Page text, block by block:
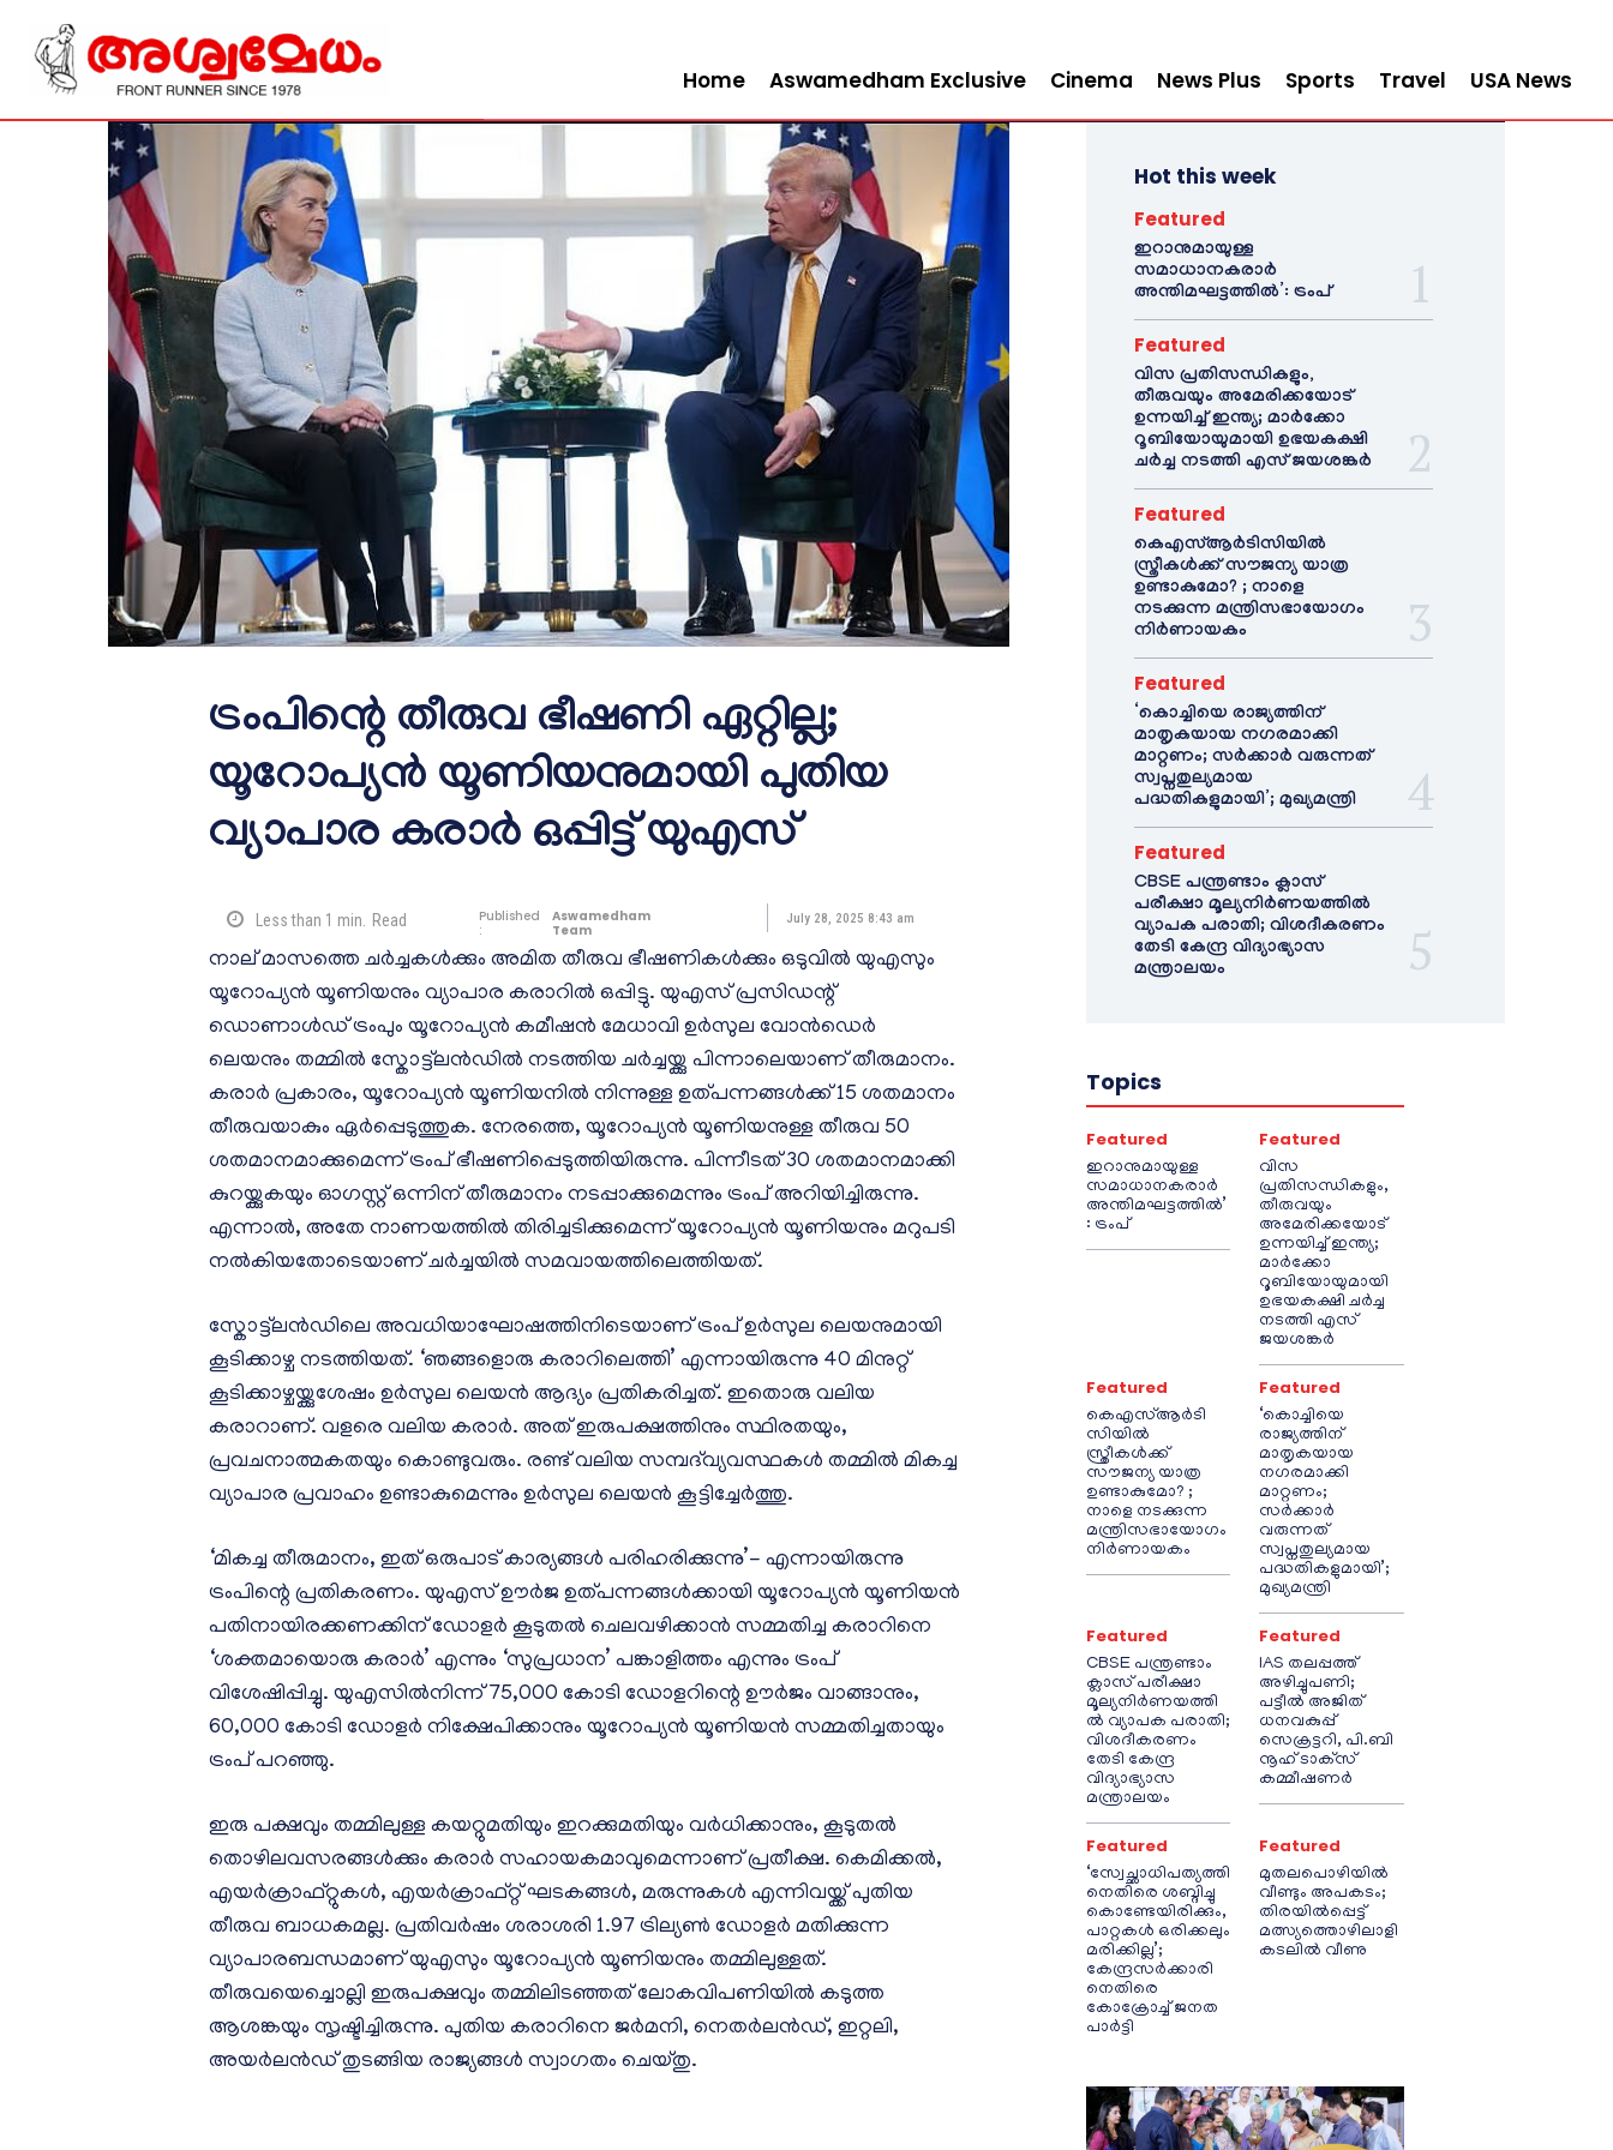
Home Aswamedham Exclusive Cinema News Plus Sports Travel USA News
ട്രംപിന്റെ തീരുവ ഭീഷണി ഏറ്റില്ല;
യൂറോപ്യന്‍ യൂണിയനുമായി പുതിയ
വ്യാപാര കരാര്‍ ഒപ്പിട്ട് യുഎസ്
Less than 1 min. Read
Published
:
Aswamedham
Team
July 28, 2025 8:43 am
നാല് മാസത്തെ ചര്‍ച്ചകള്‍ക്കും അമിത തീരുവ ഭീഷണികള്‍ക്കും ഒടുവില്‍ യുഎസും
യൂറോപ്യന്‍ യൂണിയനും വ്യാപാര കരാറില്‍ ഒപ്പിട്ടു. യുഎസ് പ്രസിഡന്റ്
ഡൊണാൾഡ് ട്രംപും യൂറോപ്യൻ കമീഷൻ മേധാവി ഉർസുല വോൻഡെർ
ലെയനും തമ്മിൽ സ്കോട്ട്‍ലൻഡിൽ നടത്തിയ ചര്‍ച്ചയ്ക്കു പിന്നാലെയാണ് തീരുമാനം.
കരാര്‍ പ്രകാരം, യൂറോപ്യന്‍ യൂണിയനില്‍ നിന്നുള്ള ഉത്പന്നങ്ങള്‍ക്ക് 15 ശതമാനം
തീരുവയാകും ഏര്‍പ്പെടുത്തുക. നേരത്തെ, യൂറോപ്യന്‍ യൂണിയനുള്ള തീരുവ 50
ശതമാനമാക്കുമെന്ന് ട്രംപ് ഭീഷണിപ്പെടുത്തിയിരുന്നു. പിന്നീടത് 30 ശതമാനമാക്കി
കുറയ്ക്കുകയും ഓഗസ്റ്റ് ഒന്നിന് തീരുമാനം നടപ്പാക്കുമെന്നും ട്രംപ് അറിയിച്ചിരുന്നു.
എന്നാല്‍, അതേ നാണയത്തില്‍ തിരിച്ചടിക്കുമെന്ന് യൂറോപ്യന്‍ യൂണിയനും മറുപടി
നല്‍കിയതോടെയാണ് ചര്‍ച്ചയില്‍ സമവായത്തിലെത്തിയത്.
സ്കോട്ട്ലന്‍ഡിലെ അവധിയാഘോഷത്തിനിടെയാണ് ട്രംപ് ഉര്‍സുല ലെയനുമായി
കൂടിക്കാഴ്ച നടത്തിയത്. ‘ഞങ്ങളൊരു കരാറിലെത്തി’ എന്നായിരുന്നു 40 മിനുറ്റ്
കൂടിക്കാഴ്ചയ്ക്കുശേഷം ഉര്‍സുല ലെയന്‍ ആദ്യം പ്രതികരിച്ചത്. ഇതൊരു വലിയ
കരാറാണ്. വളരെ വലിയ കരാര്‍. അത് ഇരുപക്ഷത്തിനും സ്ഥിരതയും,
പ്രവചനാത്മകതയും കൊണ്ടുവരും. രണ്ട് വലിയ സമ്പദ്‌വ്യവസ്ഥകള്‍ തമ്മില്‍ മികച്ച
വ്യാപാര പ്രവാഹം ഉണ്ടാകുമെന്നും ഉര്‍സുല ലെയന്‍ കൂട്ടിച്ചേര്‍ത്തു.
‘മികച്ച തീരുമാനം, ഇത് ഒരുപാട് കാര്യങ്ങള്‍ പരിഹരിക്കുന്നു’- എന്നായിരുന്നു
ട്രംപിന്റെ പ്രതികരണം. യുഎസ് ഊർജ ഉത്പന്നങ്ങള്‍ക്കായി യൂറോപ്യൻ യൂണിയൻ
പതിനായിരക്കണക്കിന് ഡോളർ കൂടുതൽ ചെലവഴിക്കാൻ സമ്മതിച്ച കരാറിനെ
‘ശക്തമായൊരു കരാര്‍’ എന്നും ‘സുപ്രധാന’ പങ്കാളിത്തം എന്നും ട്രംപ്
വിശേഷിപ്പിച്ചു. യുഎസില്‍നിന്ന് 75,000 കോടി ഡോളറിന്റെ ഊർജം വാങ്ങാനും,
60,000 കോടി ഡോളർ നിക്ഷേപിക്കാനും യൂറോപ്യൻ യൂണിയൻ സമ്മതിച്ചതായും
ട്രംപ് പറഞ്ഞു.
ഇരു പക്ഷവും തമ്മിലുള്ള കയറ്റുമതിയും ഇറക്കുമതിയും വർധിക്കാനും, കൂടുതൽ
തൊഴിലവസരങ്ങൾക്കും കരാർ സഹായകമാവുമെന്നാണ് പ്രതീക്ഷ. കെമിക്കല്‍,
എയര്‍ക്രാഫ്റ്റുകള്‍, എയര്‍ക്രാഫ്റ്റ് ഘടകങ്ങള്‍, മരുന്നുകള്‍ എന്നിവയ്ക്ക് പുതിയ
തീരുവ ബാധകമല്ല. പ്രതിവർഷം ശരാശരി 1.97 ട്രില്യണ്‍ ഡോളർ മതിക്കുന്ന
വ്യാപാരബന്ധമാണ് യുഎസും യൂറോപ്യൻ യൂണിയനും തമ്മിലുള്ളത്.
തീരുവയെച്ചൊല്ലി ഇരുപക്ഷവും തമ്മിലിടഞ്ഞത് ലോകവിപണിയില്‍ കടുത്ത
ആശങ്കയും സൃഷ്ടിച്ചിരുന്നു. പുതിയ കരാറിനെ ജർമനി, നെതർലൻഡ്, ഇറ്റലി,
അയർലൻഡ് തുടങ്ങിയ രാജ്യങ്ങള്‍ സ്വാഗതം ചെയ്തു.
Hot this week
Featured
ഇറാനുമായുള്ള
സമാധാനകരാർ
അന്തിമഘട്ടത്തിൽ‌’: ട്രംപ്
Featured
വിസ പ്രതിസന്ധികളും,
തീരുവയും അമേരിക്കയോട്
ഉന്നയിച്ച് ഇന്ത്യ; മാർക്കോ
റൂബിയോയുമായി ഉഭയകക്ഷി
ചർച്ച നടത്തി എസ് ജയശങ്കർ
Featured
കെഎസ്ആർടിസിയിൽ
സ്ത്രീകൾക്ക് സൗജന്യ യാത്ര
ഉണ്ടാകുമോ? ; നാളെ
നടക്കുന്ന മന്ത്രിസഭായോഗം
നിർണായകം
Featured
‘കൊച്ചിയെ രാജ്യത്തിന്
മാതൃകയായ നഗരമാക്കി
മാറ്റണം; സർക്കാർ വരുന്നത്
സ്വപ്നതുല്യമായ
പദ്ധതികളുമായി’; മുഖ്യമന്ത്രി
Featured
CBSE പന്ത്രണ്ടാം ക്ലാസ്
പരീക്ഷാ മൂല്യനിർണയത്തിൽ
വ്യാപക പരാതി; വിശദീകരണം
തേടി കേന്ദ്ര വിദ്യാഭ്യാസ
മന്ത്രാലയം
Topics
Featured
ഇറാനുമായുള്ള
സമാധാനകരാർ
അന്തിമഘട്ടത്തിൽ‌’
: ട്രംപ്
Featured
വിസ
പ്രതിസന്ധികളും,
തീരുവയും
അമേരിക്കയോട്
ഉന്നയിച്ച് ഇന്ത്യ;
മാർക്കോ
റൂബിയോയുമായി
ഉഭയകക്ഷി ചർച്ച
നടത്തി എസ്
ജയശങ്കർ
Featured
കെഎസ്ആർടി
സിയിൽ
സ്ത്രീകൾക്ക്
സൗജന്യ യാത്ര
ഉണ്ടാകുമോ? ;
നാളെ നടക്കുന്ന
മന്ത്രിസഭായോഗം
നിർണായകം
Featured
‘കൊച്ചിയെ
രാജ്യത്തിന്
മാതൃകയായ
നഗരമാക്കി
മാറ്റണം;
സർക്കാർ
വരുന്നത്
സ്വപ്നതുല്യമായ
പദ്ധതികളുമായി’;
മുഖ്യമന്ത്രി
Featured
CBSE പന്ത്രണ്ടാം
ക്ലാസ് പരീക്ഷാ
മൂല്യനിർണയത്തി
ൽ വ്യാപക പരാതി;
വിശദീകരണം
തേടി കേന്ദ്ര
വിദ്യാഭ്യാസ
മന്ത്രാലയം
Featured
IAS തലപ്പത്ത്
അഴിച്ചുപണി;
പട്ടീല്‍ അജിത്
ധനവകുപ്പ്
സെക്രട്ടറി, പി.ബി
നൂഹ് ടാക്‌സ്
കമ്മീഷണര്‍
Featured
‘സ്വേച്ഛാധിപത്യത്തി
നെതിരെ ശബ്ദിച്ചു
കൊണ്ടേയിരിക്കും,
പാറ്റകൾ ഒരിക്കലും
മരിക്കില്ല’;
കേന്ദ്രസർക്കാരി
നെതിരെ
കോക്രോച്ച് ജനത
പാർട്ടി
Featured
മുതലപൊഴിയിൽ
വീണ്ടും അപകടം;
തിരയിൽപ്പെട്ട്
മത്സ്യത്തൊഴിലാളി
കടലിൽ വീണു